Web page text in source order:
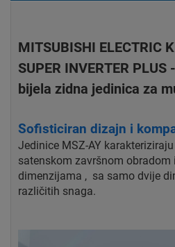
MITSUBISHI ELECTRIC
SUPER INVERTER
bijela zidna jedinica za
Sofisticiran dizajn i
Jedinice MSZ-AY
satenskom završnom
dimenzijama , sa samo dvije
različitih snaga.